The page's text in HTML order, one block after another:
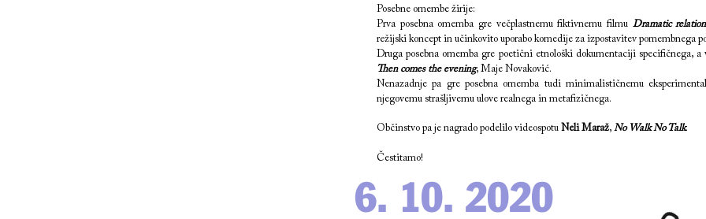
Posebne omembe žirije:
Prva posebna omemba gre večplastnemu fiktivnemu filmu Dramatic
režijski koncept in učinkovito uporabo komedije za izpostavitev pomembnega
Druga posebna omemba gre poetični etnološki dokumentaciji specifičnega,
Then comes the evening, Maje Novaković.
Nenazadnje pa gre posebna omemba tudi minimalističnemu
njegovemu strašljivemu ulove realnega in metafizičnega.
Občinstvo pa je nagrado podelilo videospotu Neli Maraž, No Walk No Talk.
Čestitamo!
6. 10. 2020